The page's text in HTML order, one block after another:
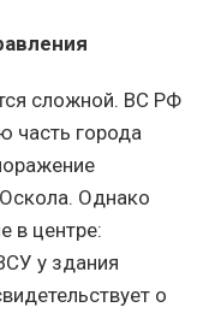
сложной. ВС РФ
часть города
Однако
в центре:
у здания
о